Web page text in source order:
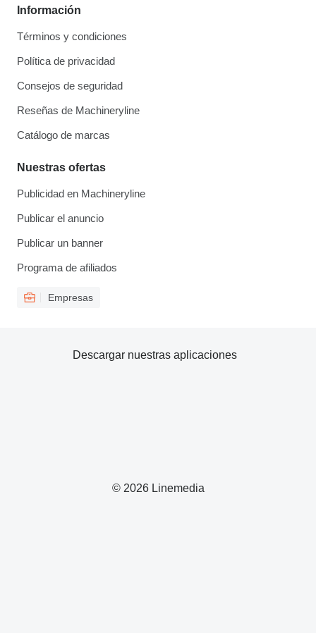
Información
Términos y condiciones
Política de privacidad
Consejos de seguridad
Reseñas de Machineryline
Catálogo de marcas
Nuestras ofertas
Publicidad en Machineryline
Publicar el anuncio
Publicar un banner
Programa de afiliados
Empresas
© 2026 Linemedia
Descargar nuestras aplicaciones